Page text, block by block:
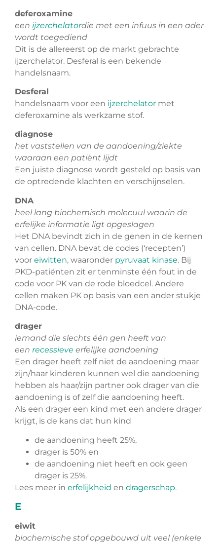
deferoxamine
een ijzerchelatordie met een infuus in een ader
wordt toegediend
Dit is de allereerst op de markt gebrachte
ijzerchelator. Desferal is een bekende
handelsnaam.
Desferal
handelsnaam voor een ijzerchelator met
deferoxamine als werkzame stof.
diagnose
het vaststellen van de aandoening/ziekte
waaraan een patiënt lijdt
Een juiste diagnose wordt gesteld op basis van
de optredende klachten en verschijnselen.
DNA
heel lang biochemisch molecuul waarin de
erfelijke informatie ligt opgeslagen
Het DNA bevindt zich in de genen in de kernen
van cellen. DNA bevat de codes (‘recepten’)
voor eiwitten, waaronder pyruvaat kinase. Bij
PKD-patiënten zit er tenminste één fout in de
code voor PK van de rode bloedcel. Andere
cellen maken PK op basis van een ander stukje
DNA-code.
drager
iemand die slechts één gen heeft van
een recessieve erfelijke aandoening
Een drager heeft zelf niet de aandoening maar
zijn/haar kinderen kunnen wel die aandoening
hebben als haar/zijn partner ook drager van die
aandoening is of zelf die aandoening heeft.
Als een drager een kind met een andere drager
krijgt, is de kans dat hun kind
de aandoening heeft 25%,
drager is 50% en
de aandoening niet heeft en ook geen
drager is 25%.
Lees meer in erfelijkheid en dragerschap.
E
eiwit
biochemische stof opgebouwd uit veel (enkele